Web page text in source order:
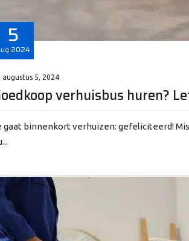
5
2024
augustus 5, 2024
verhuisbus huren?
gaat binnenkort verhuizen: gefeliciteerd!